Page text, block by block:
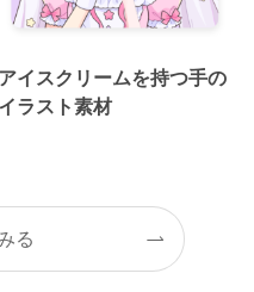
アイスクリームを持つ手の
イラスト素材
る